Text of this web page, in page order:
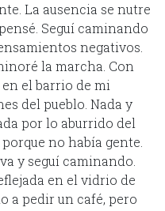
La ausencia se nutre
Seguí caminando
negativos.
la marcha. Con
el barrio de mi
del pueblo. Nada y
por lo aburrido del
no había gente.
y seguí caminando.
en el vidrio de
a pedir un café, pero